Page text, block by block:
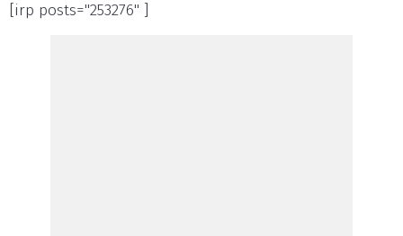
[irp posts="253276" ]